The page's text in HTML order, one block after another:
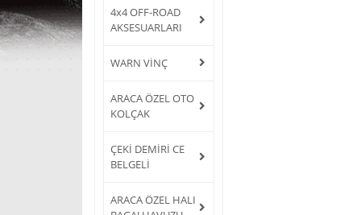
4x4 OFF-ROAD
AKSESUARLARI
WARN VİNÇ
ARACA ÖZEL OTO
KOLÇAK
ÇEKİ DEMİRİ CE
BELGELİ
ARACA ÖZEL HALI